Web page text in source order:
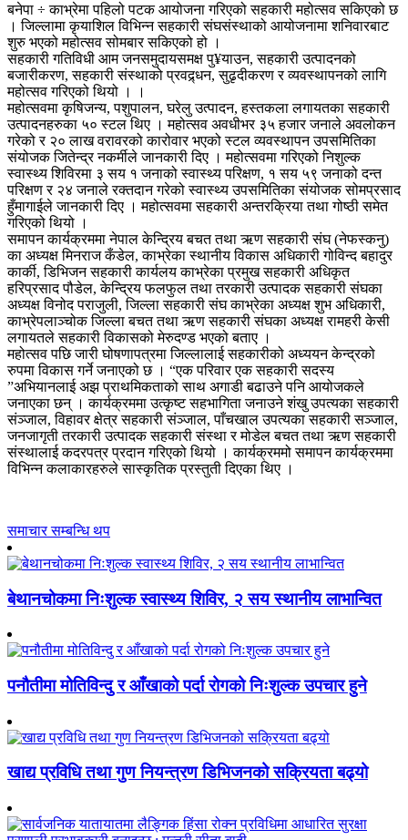
बनेपा ÷ काभ्रेमा पहिलो पटक आयोजना गरिएको सहकारी महोत्सव सकिएको छ
। जिल्लामा कृयाशिल विभिन्न सहकारी संघसंस्थाको आयोजनामा शनिवारबाट
शुरु भएको महोत्सव सोमबार सकिएको हो ।
सहकारी गतिविधी आम जनसमुदायसमक्ष पु¥याउन, सहकारी उत्पादनको
बजारीकरण, सहकारी संस्थाको प्रवद्र्धन, सुढृदीकरण र व्यवस्थापनको लागि
महोत्सव गरिएको थियो । ।
महोत्सवमा कृषिजन्य, पशुपालन, घरेलु उत्पादन, हस्तकला लगायतका सहकारी
उत्पादनहरुका ५० स्टल थिए । महोत्सव अवधीभर ३५ हजार जनाले अवलोकन
गरेको र २० लाख वरावरको कारोवार भएको स्टल व्यवस्थापन उपसमितिका
संयोजक जितेन्द्र नकर्मीले जानकारी दिए । महोत्सवमा गरिएको निशुल्क
स्वास्थ्य शिविरमा ३ सय १ जनाको स्वास्थ्य परिक्षण, १ सय ५९ जनाको दन्त
परिक्षण र २४ जनाले रक्तदान गरेको स्वास्थ्य उपसमितिका संयोजक सोमप्रसाद
हुँमागाईले जानकारी दिए । महोत्सवमा सहकारी अन्तरक्रिया तथा गोष्ठी समेत
गरिएको थियो ।
समापन कार्यक्रममा नेपाल केन्द्रिय बचत तथा ऋण सहकारी संघ (नेफस्कनु)
का अध्यक्ष मिनराज कँडेल, काभ्रेका स्थानीय विकास अधिकारी गोविन्द बहादुर
कार्की, डिभिजन सहकारी कार्यलय काभ्रेका प्रमुख सहकारी अधिकृत
हरिप्रसाद पौडेल, केन्द्रिय फलफुल तथा तरकारी उत्पादक सहकारी संघका
अध्यक्ष विनोद पराजुली, जिल्ला सहकारी संघ काभ्रेका अध्यक्ष शुभ अधिकारी,
काभ्रेपलाञ्चोक जिल्ला बचत तथा ऋण सहकारी संघका अध्यक्ष रामहरी केसी
लगायतले सहकारी विकासको मेरुदण्ड भएको बताए ।
महोत्सव पछि जारी घोषणापत्रमा जिल्लालाई सहकारीको अध्ययन केन्द्रको
रुपमा विकास गर्ने जनाएको छ । “एक परिवार एक सहकारी सदस्य
”अभियानलाई अझ प्राथमिकताको साथ अगाडी बढाउने पनि आयोजकले
जनाएका छन् । कार्यक्रममा उत्कृष्ट सहभागिता जनाउने शंखु उपत्यका सहकारी
संञ्जाल, विहावर क्षेत्र सहकारी संञ्जाल, पाँचखाल उपत्यका सहकारी सञ्जाल,
जनजागृती तरकारी उत्पादक सहकारी संस्था र मोडेल बचत तथा ऋण सहकारी
संस्थालाई कदरपत्र प्रदान गरिएको थियो । कार्यक्रममो समापन कार्यक्रममा
विभिन्न कलाकारहरुले सास्कृतिक प्रस्तुती दिएका थिए ।
समाचार सम्बन्धि थप
बेथानचोकमा निःशुल्क स्वास्थ्य शिविर, २ सय स्थानीय लाभान्वित
पनौतीमा मोतिविन्दु र आँखाको पर्दा रोगको निःशुल्क उपचार हुने
खाद्य प्रविधि तथा गुण नियन्त्रण डिभिजनको सक्रियता बढ्यो